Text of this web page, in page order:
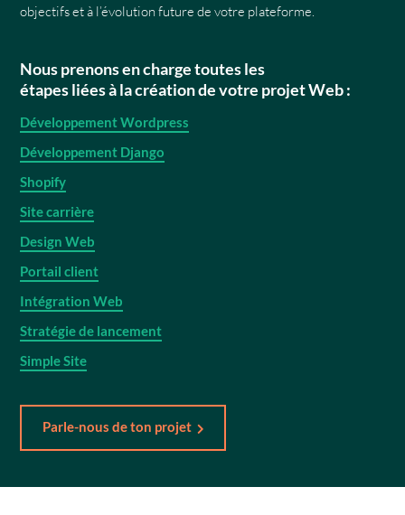
objectifs et à l’évolution future de votre plateforme.
Nous prenons en charge toutes les
étapes liées à la création de votre projet Web :
Développement Wordpress
Développement Django
Shopify
Site carrière
Design Web
Portail client
Intégration Web
Stratégie de lancement
Simple Site
Parle-nous de ton projet